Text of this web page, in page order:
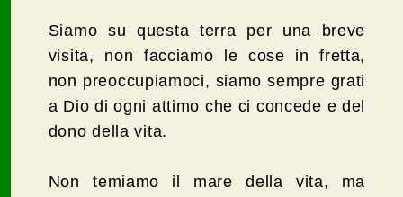
Siamo su questa terra per una breve
visita, non facciamo le cose in fretta,
non preoccupiamoci, siamo sempre grati
a Dio di ogni attimo che ci concede e del
dono della vita.
Non temiamo il mare della vita, ma